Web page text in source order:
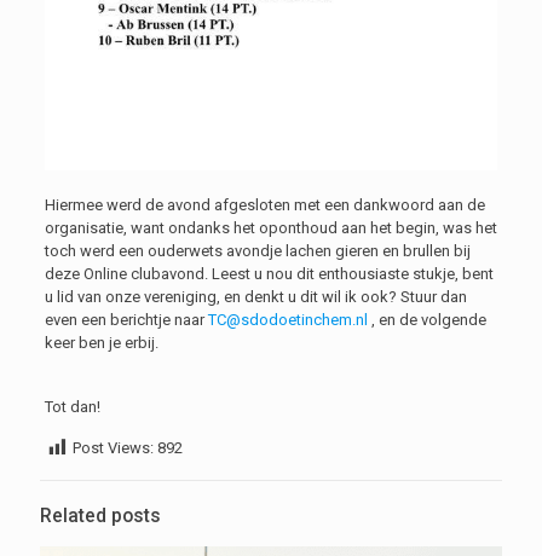
Hiermee werd de avond afgesloten met een dankwoord aan de
organisatie, want ondanks het oponthoud aan het begin, was het
toch werd een ouderwets avondje lachen gieren en brullen bij
deze Online clubavond. Leest u nou dit enthousiaste stukje, bent
u lid van onze vereniging, en denkt u dit wil ik ook? Stuur dan
even een berichtje naarTC@sdodoetinchem.nl
, en de volgende
keer ben je erbij.
Tot dan!
Post Views: 892
Related posts